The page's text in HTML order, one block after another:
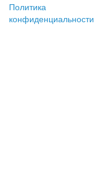
Политика
конфиденциальности